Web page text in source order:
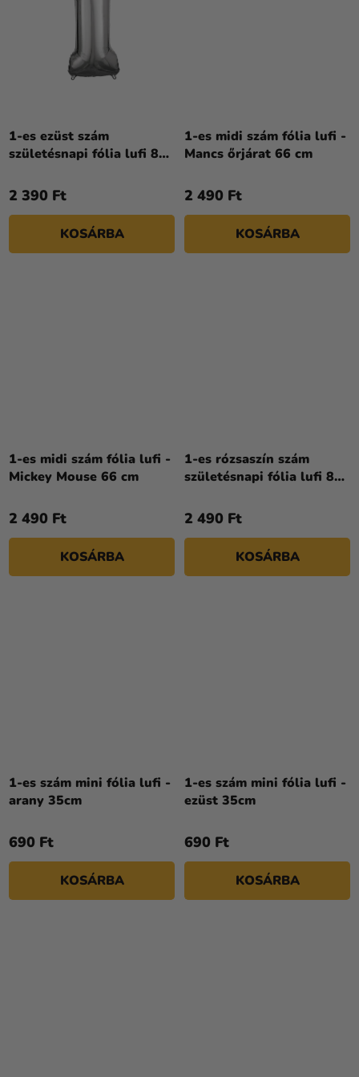
1-es ezüst szám
születésnapi fólia lufi 86
2 390 Ft
KOSÁRBA
1-es midi szám fólia lufi -
Mancs őrjárat 66 cm
2 490 Ft
KOSÁRBA
1-es midi szám fólia lufi -
Mickey Mouse 66 cm
termék
átlagos
5,0
csillag.
2 490 Ft
KOSÁRBA
1-es rózsaszín szám
születésnapi fólia lufi 86
2 490 Ft
KOSÁRBA
1-es szám mini fólia lufi -
arany 35cm
690 Ft
KOSÁRBA
1-es szám mini fólia lufi -
ezüst 35cm
690 Ft
KOSÁRBA